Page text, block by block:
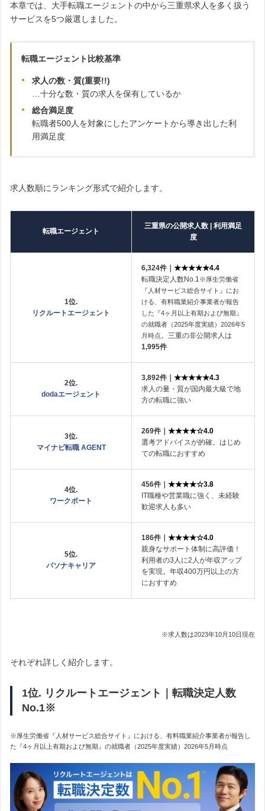
本章では、大手転職エージェントの中から三重県求人を多く扱う
サービスを5つ厳選しました。
転職エージェント比較基準
求人の数・質(重要!!)
…十分な数・質の求人を保有しているか
総合満足度
転職者500人を対象にしたアンケートから導き出した利
用満足度
求人数順にランキング形式で紹介します。
転職エージェント
三重県の公開求人数 | 利用満足
度
1位.
リクルートエージェント
6,324件｜ ★★★★★4.4
転職決定人数No.1 ※厚生労働省
『人材サービス総合サイト』にお
ける、有料職業紹介事業者が報告
した『4ヶ月以上有期および無期』
の就職者（2025年度実績）2026年5
月時点 。三重の非公開求人は
1,995件
2位.
dodaエージェント
3,892件｜ ★★★★★4.3
求人の量・質が国内最大級で地
方の転職に強い
3位.
マイナビ転職 AGENT
269件｜ ★★★★☆4.0
選考アドバイスが的確。はじめ
ての転職におすすめ
4位.
ワークポート
456件｜ ★★★★☆3.8
IT職種や営業職に強く、未経験
歓迎求人も多い
5位.
パソナキャリア
186件｜ ★★★★☆4.0
親身なサポート体制に高評価！
利用者の3人に2人が年収アップ
を実現。年収400万円以上の方
におすすめ
※求人数は2023年10月10日現在
それぞれ詳しく紹介します。
1位. リクルートエージェント｜転職決定人数
No.1※
※厚生労働省『人材サービス総合サイト』における、有料職業紹介事業者が報告し
た『4ヶ月以上有期および無期』の就職者（2025年度実績）2026年5月時点